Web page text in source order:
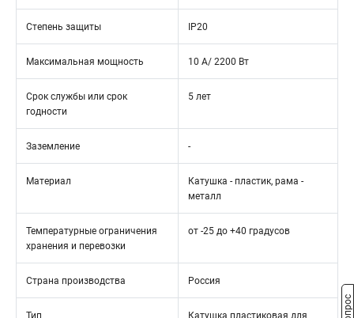
Степень защиты IP20
Максимальная мощность 10 A/ 2200 Вт
Срок службы или срок
годности
5 лет
Заземление -
Материал
Катушка - пластик, рама -
металл
Температурные ограничения
хранения и перевозки
от -25 до +40 градусов
Страна производства Россия
Тип
Катушка пластиковая для